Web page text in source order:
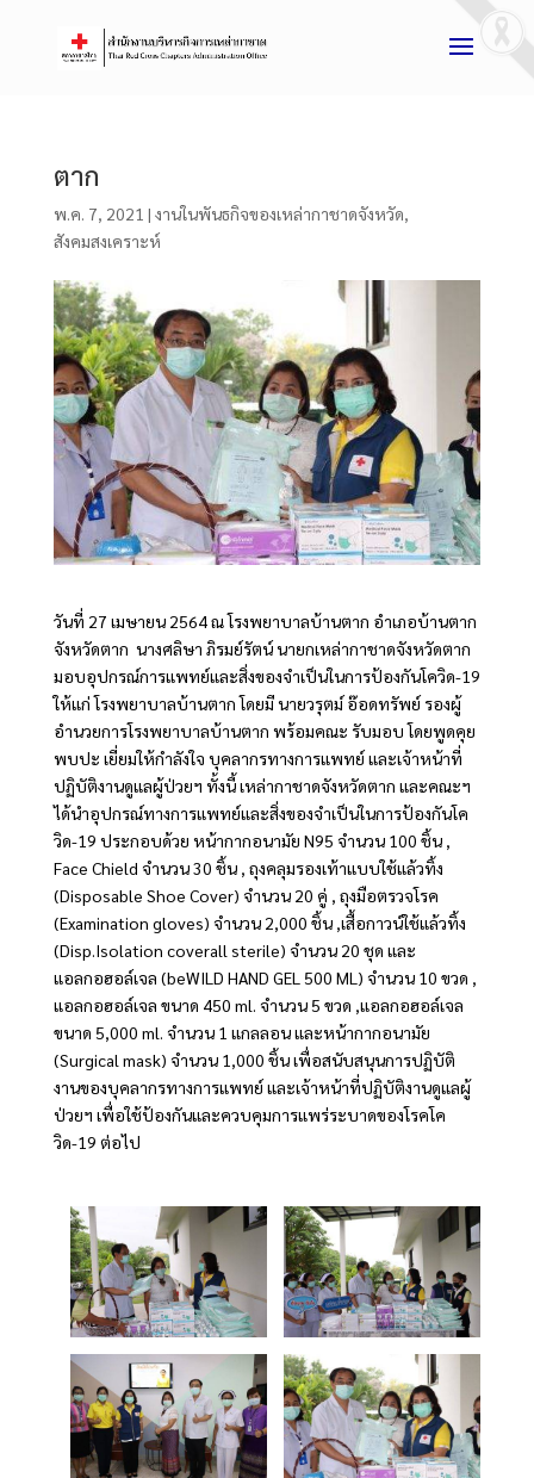
ตาก
พ.ค. 7, 2021 | งานในพันธกิจของเหล่ากาชาดจังหวัด,
สังคมสงเคราะห์
วันที่ 27 เมษายน 2564 ณ โรงพยาบาลบ้านตาก อำเภอบ้านตาก
จังหวัดตาก นางศลิษา ภิรมย์รัตน์ นายกเหล่ากาชาดจังหวัดตาก
มอบอุปกรณ์การแพทย์และสิ่งของจำเป็นในการป้องกันโควิด-19
ให้แก่ โรงพยาบาลบ้านตาก โดยมี นายวรุตม์ อ๊อดทรัพย์ รองผู้
อำนวยการโรงพยาบาลบ้านตาก พร้อมคณะ รับมอบ โดยพูดคุย
พบปะ เยี่ยมให้กำลังใจ บุคลากรทางการแพทย์ และเจ้าหน้าที่
ปฏิบัติงานดูแลผู้ป่วยฯ ทั้งนี้ เหล่ากาชาดจังหวัดตาก และคณะฯ
ได้นำอุปกรณ์ทางการแพทย์และสิ่งของจำเป็นในการป้องกันโค
วิด-19 ประกอบด้วย หน้ากากอนามัย N95 จำนวน 100 ชิ้น ,
Face Chield จำนวน 30 ชิ้น , ถุงคลุมรองเท้าแบบใช้แล้วทิ้ง
(Disposable Shoe Cover) จำนวน 20 คู่ , ถุงมือตรวจโรค
(Examination gloves) จำนวน 2,000 ชิ้น ,เสื้อกาวน์ใช้แล้วทิ้ง
(Disp.Isolation coverall sterile) จำนวน 20 ชุด และ
แอลกอฮอล์เจล (beWILD HAND GEL 500 ML) จำนวน 10 ขวด ,
แอลกอฮอล์เจล ขนาด 450 ml. จำนวน 5 ขวด ,แอลกอฮอล์เจล
ขนาด 5,000 ml. จำนวน 1 แกลลอน และหน้ากากอนามัย
(Surgical mask) จำนวน 1,000 ชิ้น เพื่อสนับสนุนการปฏิบัติ
งานของบุคลากรทางการแพทย์ และเจ้าหน้าที่ปฏิบัติงานดูแลผู้
ป่วยฯ เพื่อใช้ป้องกันและควบคุมการแพร่ระบาดของโรคโค
วิด-19 ต่อไป